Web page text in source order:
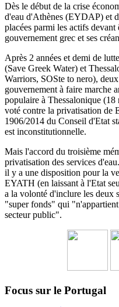
Dès le début de la crise
d'eau d'Athènes (EYDAP) et
placées parmi les actifs
gouvernement grec et ses
Après 2 années et demi de
(Save Greek Water) et
Warriors, SOSte to nero),
gouvernement à faire marche
populaire à Thessalonique
voté contre la privatisation de
1906/2014 du Conseil d'Etat
est inconstitutionnelle.
Mais l'accord du troisième
privatisation des services d'eau.
il y a une disposition pour la
EYATH (en laissant à l'Etat
a la volonté d'inclure les deux
"super fonds" qui
secteur public".
Focus sur le Portugal